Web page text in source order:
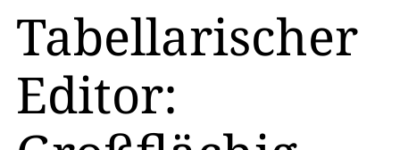
Tabellarischer
Editor: